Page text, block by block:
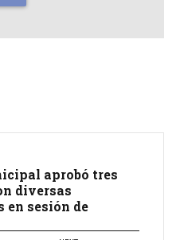
aprobó tres
diversas
sesión de